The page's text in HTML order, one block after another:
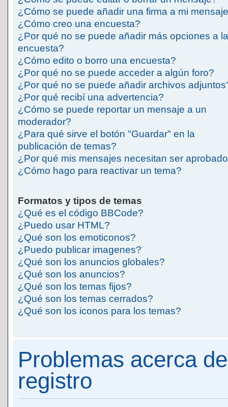
¿Cómo se puede añadir una firma a mi
¿Cómo creo una encuesta?
¿Por qué no se puede añadir más opciones a la
encuesta?
¿Cómo edito o borro una encuesta?
¿Por qué no se puede acceder a algún foro?
¿Por qué no se puede añadir archivos
¿Por qué recibí una advertencia?
¿Cómo se puede reportar un mensaje a un
moderador?
¿Para qué sirve el botón "Guardar" en la
publicación de temas?
¿Por qué mis mensajes necesitan ser
¿Cómo hago para reactivar un tema?
Formatos y tipos de temas
¿Qué es el código BBCode?
¿Puedo usar HTML?
¿Qué son los emoticonos?
¿Puedo publicar imagenes?
¿Qué son los anuncios globales?
¿Qué son los anuncios?
¿Qué son los temas fijos?
¿Qué son los temas cerrados?
¿Qué son los iconos para los temas?
Problemas acerca
registro